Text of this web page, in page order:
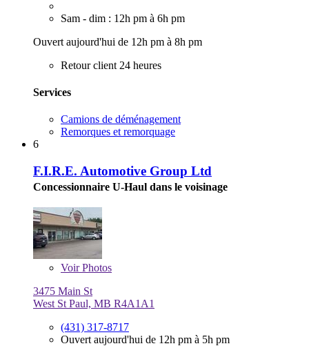
Sam - dim : 12h pm à 6h pm
Ouvert aujourd'hui de 12h pm à 8h pm
Retour client 24 heures
Services
Camions de déménagement
Remorques et remorquage
6
F.I.R.E. Automotive Group Ltd
Concessionnaire U-Haul dans le voisinage
VoirPhotos
3475 Main St
West St Paul, MB R4A1A1
(431) 317-8717
Ouvert aujourd'hui de 12h pm à 5h pm